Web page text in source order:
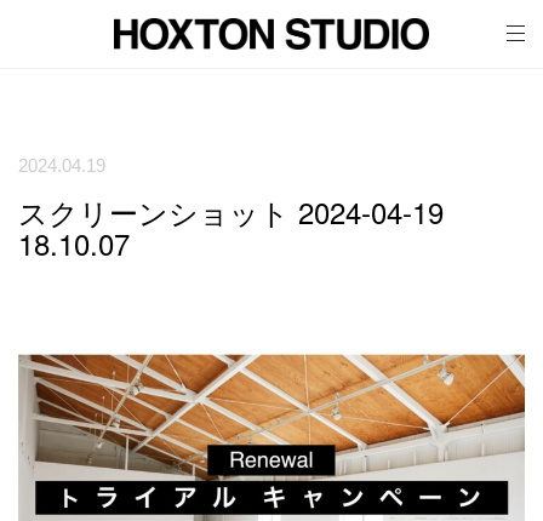
2024.04.19
スクリーンショット 2024-04-19
18.10.07